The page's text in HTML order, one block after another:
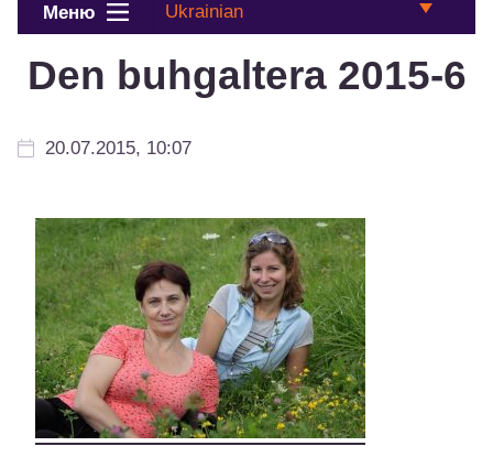
Меню Ukrainian
Den buhgaltera 2015-6
20.07.2015, 10:07